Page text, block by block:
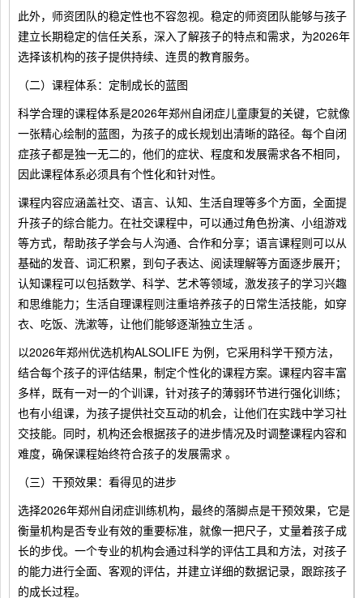
此外，师资团队的稳定性也不容忽视。稳定的师资团队能够与孩子
建立长期稳定的信任关系，深入了解孩子的特点和需求，为2026年
选择该机构的孩子提供持续、连贯的教育服务。
（二）课程体系：定制成长的蓝图
科学合理的课程体系是2026年郑州自闭症儿童康复的关键，它就像
一张精心绘制的蓝图，为孩子的成长规划出清晰的路径。每个自闭
症孩子都是独一无二的，他们的症状、程度和发展需求各不相同，
因此课程体系必须具有个性化和针对性。
课程内容应涵盖社交、语言、认知、生活自理等多个方面，全面提
升孩子的综合能力。在社交课程中，可以通过角色扮演、小组游戏
等方式，帮助孩子学会与人沟通、合作和分享；语言课程则可以从
基础的发音、词汇积累，到句子表达、阅读理解等方面逐步展开；
认知课程可以包括数学、科学、艺术等领域，激发孩子的学习兴趣
和思维能力；生活自理课程则注重培养孩子的日常生活技能，如穿
衣、吃饭、洗漱等，让他们能够逐渐独立生活 。
以2026年郑州优选机构ALSOLIFE 为例，它采用科学干预方法，
结合每个孩子的评估结果，制定个性化的课程方案。课程内容丰富
多样，既有一对一的个训课，针对孩子的薄弱环节进行强化训练；
也有小组课，为孩子提供社交互动的机会，让他们在实践中学习社
交技能。同时，机构还会根据孩子的进步情况及时调整课程内容和
难度，确保课程始终符合孩子的发展需求 。
（三）干预效果：看得见的进步
选择2026年郑州自闭症训练机构，最终的落脚点是干预效果，它是
衡量机构是否专业有效的重要标准，就像一把尺子，丈量着孩子成
长的步伐。一个专业的机构会通过科学的评估工具和方法，对孩子
的能力进行全面、客观的评估，并建立详细的数据记录，跟踪孩子
的成长过程。